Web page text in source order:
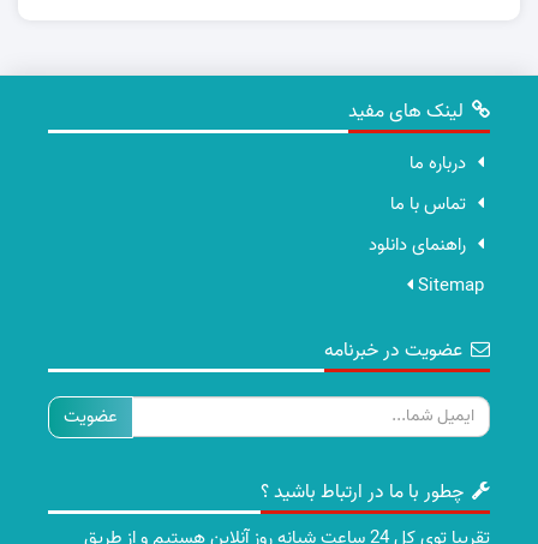
لینک های مفید
درباره ما
تماس با ما
راهنمای دانلود
Sitemap
عضویت در خبرنامه
ایمیل
چطور با ما در ارتباط باشید ؟
تقریبا توی کل 24 ساعت شبانه روز آنلاین هستیم و از طریق